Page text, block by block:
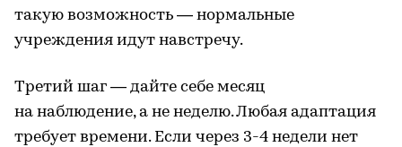
такую возможность — нормальные
учреждения идут навстречу.
Третий шаг — дайте себе месяц
на наблюдение, а не неделю. Любая адаптация
требует времени. Если через 3-4 недели нет